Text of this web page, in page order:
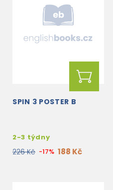
SPIN 3 POSTER B
2-3 týdny
226 Kč -17% 188 Kč